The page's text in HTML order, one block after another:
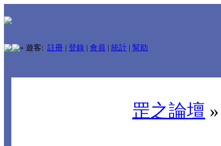
» 遊客: 註冊 | 登錄 | 會員 | 統計 | 幫助
罡之論壇